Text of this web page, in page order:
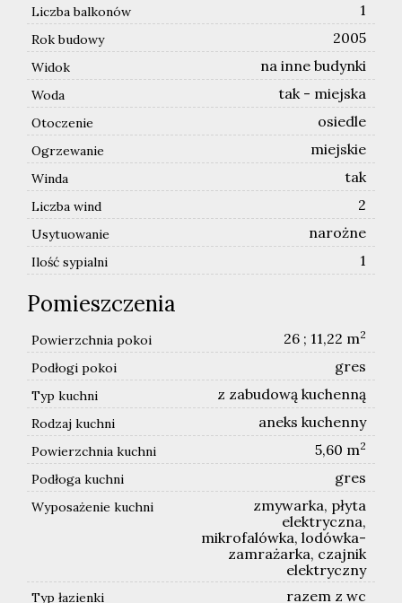
Liczba balkonów 1
Rok budowy 2005
Widok na inne budynki
Woda tak - miejska
Otoczenie osiedle
Ogrzewanie miejskie
Winda tak
Liczba wind 2
Usytuowanie narożne
Ilość sypialni 1
Pomieszczenia
Powierzchnia pokoi 26 ; 11,22 m2
Podłogi pokoi gres
Typ kuchni z zabudową kuchenną
Rodzaj kuchni aneks kuchenny
Powierzchnia kuchni 5,60 m2
Podłoga kuchni gres
Wyposażenie kuchni
zmywarka, płyta
elektryczna,
mikrofalówka, lodówka-
zamrażarka, czajnik
elektryczny
Typ łazienki razem z wc